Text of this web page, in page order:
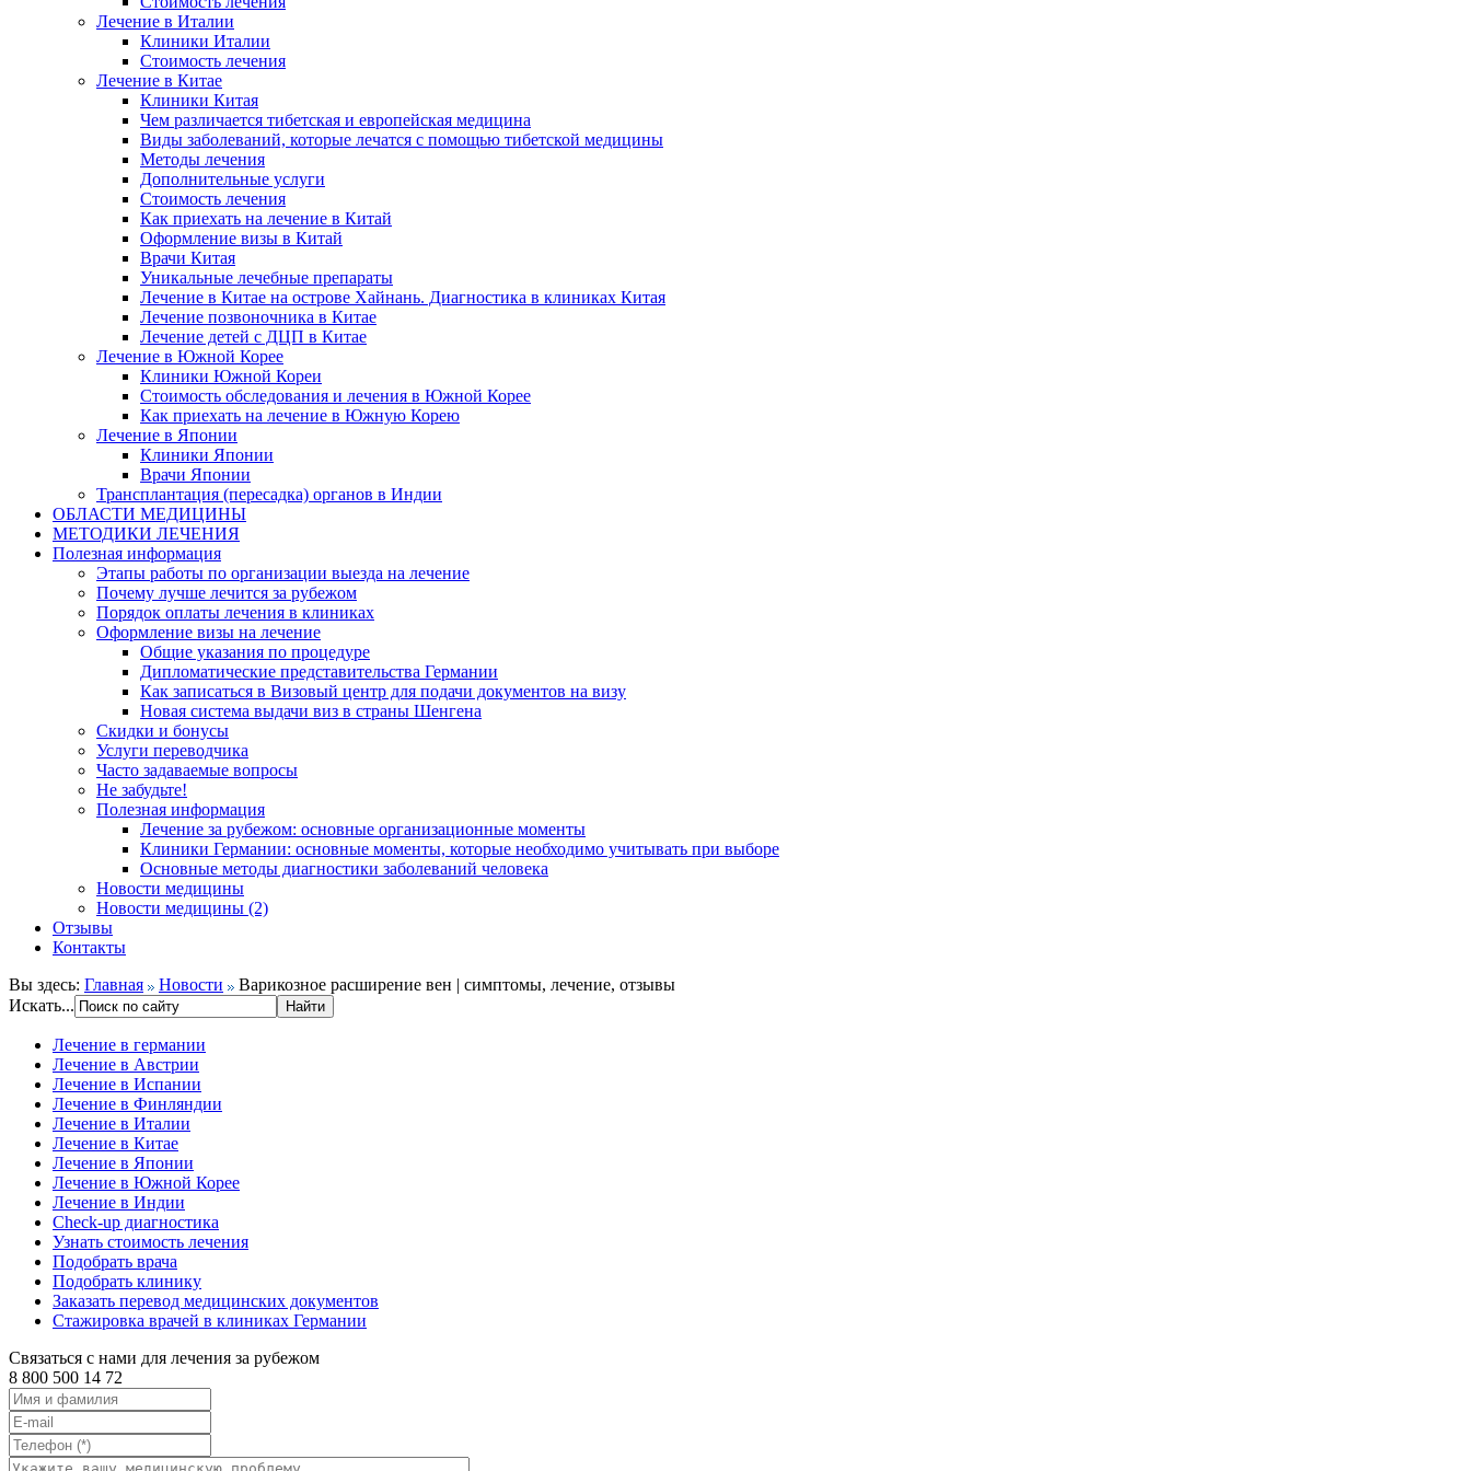
Лечение в Италии
Клиники Италии
Стоимость лечения
Лечение в Китае
Клиники Китая
Чем различается тибетская и европейская медицина
Виды заболеваний, которые лечатся с помощью тибетской медицины
Методы лечения
Дополнительные услуги
Стоимость лечения
Как приехать на лечение в Китай
Оформление визы в Китай
Врачи Китая
Уникальные лечебные препараты
Лечение в Китае на острове Хайнань. Диагностика в клиниках Китая
Лечение позвоночника в Китае
Лечение детей с ДЦП в Китае
Лечение в Южной Корее
Клиники Южной Кореи
Стоимость обследования и лечения в Южной Корее
Как приехать на лечение в Южную Корею
Лечение в Японии
Клиники Японии
Врачи Японии
Трансплантация (пересадка) органов в Индии
ОБЛАСТИ МЕДИЦИНЫ
МЕТОДИКИ ЛЕЧЕНИЯ
Полезная информация
Этапы работы по организации выезда на лечение
Почему лучше лечится за рубежом
Порядок оплаты лечения в клиниках
Оформление визы на лечение
Общие указания по процедуре
Дипломатические представительства Германии
Как записаться в Визовый центр для подачи документов на визу
Новая система выдачи виз в страны Шенгена
Скидки и бонусы
Услуги переводчика
Часто задаваемые вопросы
Не забудьте!
Полезная информация
Лечение за рубежом: основные организационные моменты
Клиники Германии: основные моменты, которые необходимо учитывать при выборе
Основные методы диагностики заболеваний человека
Новости медицины
Новости медицины (2)
Отзывы
Контакты
Вы здесь: Главная Новости
Варикозное расширение вен | симптомы, лечение, отзывы
Искать...
Лечение в германии
Лечение в Австрии
Лечение в Испании
Лечение в Финляндии
Лечение в Италии
Лечение в Китае
Лечение в Японии
Лечение в Южной Корее
Лечение в Индии
Check-up диагностика
Узнать стоимость лечения
Подобрать врача
Подобрать клинику
Заказать перевод медицинских документов
Стажировка врачей в клиниках Германии
Связаться с нами для лечения за рубежом
8 800 500 14 72